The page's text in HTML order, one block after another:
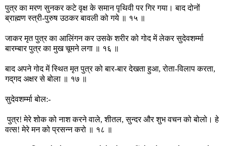
पुत्र का मरण सुनकर कटे वृक्ष के समान पृथिवी पर गिर गया। बाद दोनों
ब्राह्मण स्त्री-पुरुष उठकर बावली को गये ॥ १५ ॥
जाकर मृत पुत्र का आलिंगन कर उसके शरीर को गोद में लेकर सुदेवशर्म्मा
बारम्बार पुत्र का मुख चूमने लगा ॥ १६ ॥
बाद अपने गोद में स्थित मृत पुत्र को बार-बार देखता हुआ, रोता-विलाप करता,
गद्‌गद अक्षर से बोला ॥ १७ ॥
सुदेवशर्म्मा बोल:-
पुत्र! मेरे शोक को नाश करने वाले, शीतल, सुन्दर और शुभ वचन को बोलो। हे
वत्स! मेरे मन को प्रसन्न करो ॥ १८ ॥